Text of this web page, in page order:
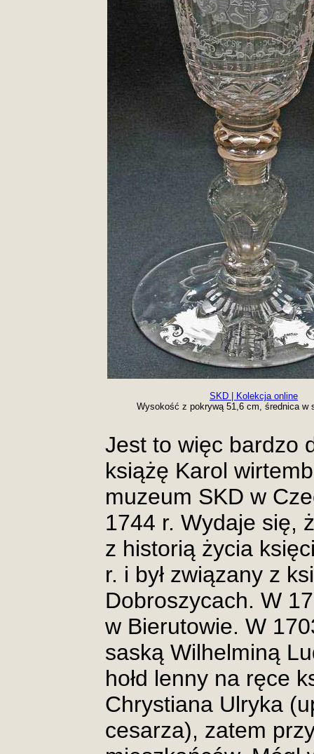
SKD | Kolekcja online
Wysokość z pokrywą 51,6 cm, średnica w
Jest to więc bardzo
książę Karol
muzeum SKD w
1744 r. Wydaje się,
z historią życia
r. i był związany z
Dobroszycach. W
w Bierutowie. W
saską Wilhelminą
hołd lenny na ręce
Chrystiana Ulryka
cesarza), zatem